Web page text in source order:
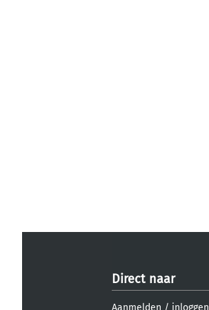
Direct naar
Aanmelden / inloggen